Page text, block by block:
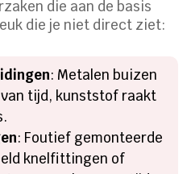
die aan de basis
die je niet direct ziet:
: Metalen buizen
tijd, kunststof raakt
: Foutief gemonteerde
knelfittingen of